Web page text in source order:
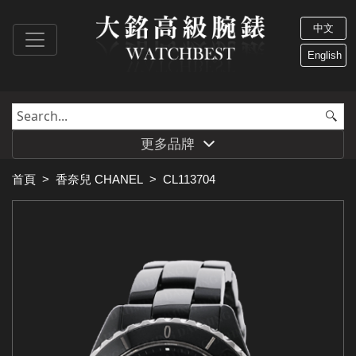
中文
English
更多品牌
首頁 > 香奈兒 CHANEL > CL113704